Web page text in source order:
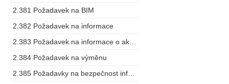
2.381 Požadavek na BIM
2.382 Požadavek na informace
2.384 Požadavek na výměnu